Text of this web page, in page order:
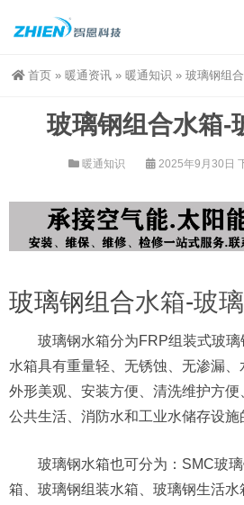
首页 » 暖通资讯 » 暖通知识 » 玻璃钢组
玻璃钢组合水箱-
暖通知识 2025年9月30日
玻璃钢组合水箱-玻
玻璃钢水箱分为FRP组装式玻
水箱具有重量轻、无锈蚀、无渗漏、
外形美观、安装方便、清洗维护方
公共生活、消防水和工业水储存设施
玻璃钢水箱也可分为：SMC玻
箱、玻璃钢组装水箱、玻璃钢生活水